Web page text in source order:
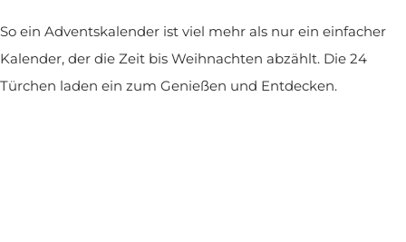
So ein Adventskalender ist viel mehr als nur ein einfacher
Kalender, der die Zeit bis Weihnachten abzählt. Die 24
Türchen laden ein zum Genießen und Entdecken.